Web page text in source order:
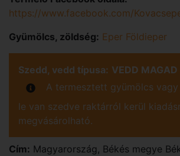
https://www.facebook.com/
Gyümölcs, zöldség: Eper Földieper
Szedd, vedd típusa: VEDD MAGAD
A termesztett gyümölcs
le van szedve raktárról kerül
megvásárolható.
Cím: Magyarország , Békés megye